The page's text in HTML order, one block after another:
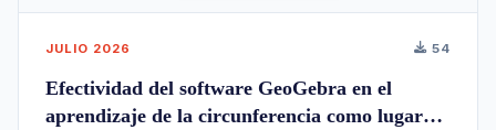
JULIO 2026 54
Efectividad del software GeoGebra en el
aprendizaje de la circunferencia como lugar